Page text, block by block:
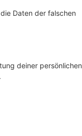
Daten der falschen
deiner persönlichen